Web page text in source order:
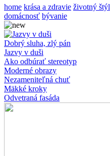
home krása a zdravie životný štýl
domácnosť bývanie
Dobrý sluha, zlý pán
Jazvy v duši
Ako odbúrať stereotyp
Moderné obrazy
Nezameniteľná chuť
Mäkké kroky
Odvetraná fasáda